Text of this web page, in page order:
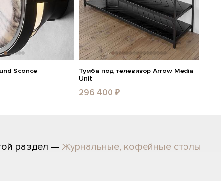
Sconce
Тумба под телевизор Arrow Media
Unit
296 400 ₽
раздел — Журнальные, кофейные столы